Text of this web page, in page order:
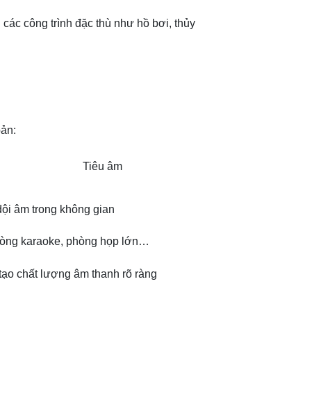
công trình đặc thù như hồ bơi, thủy
Tiêu âm
âm trong không gian
karaoke, phòng họp lớn…
chất lượng âm thanh rõ ràng